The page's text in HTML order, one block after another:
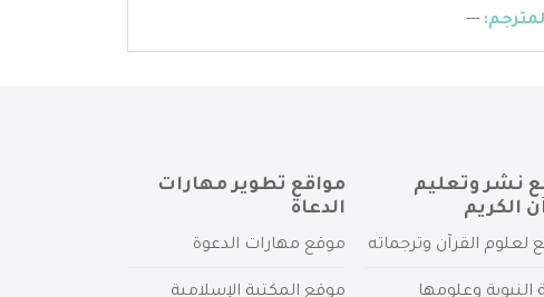
---
نشر وتعليم
الكريم
لعلوم القرآن وترجماته
النبوية وعلومها
مواقع تطوير مهارات
الدعاة
موقع مهارات الدعوة
موقع المكتبة الإسلامية